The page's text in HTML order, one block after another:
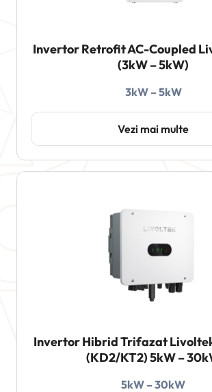
Invertor Retrofit AC-Coupled
(3kW – 5kW)
3kW – 5kW
Vezi mai multe
Invertor Hibrid Trifazat
(KD2/KT2) 5kW –
5kW – 30kW